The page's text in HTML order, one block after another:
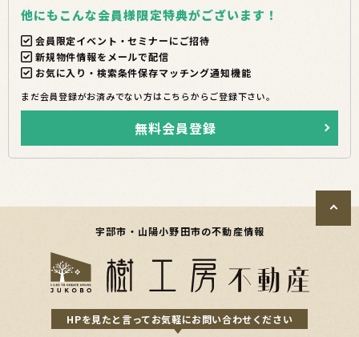
他にもこんな会員様限定特典がございます！
会員限定イベント・セミナーにご招待
新規物件情報をメールで配信
お気に入り・検索条件保存マッチング通知機能
まだ会員登録がお済みでない方はこちらからご登録下さい。
無料会員登録
宇部市・山陽小野田市の不動産情報
HPを見たと言ってお気軽にお問い合わせください